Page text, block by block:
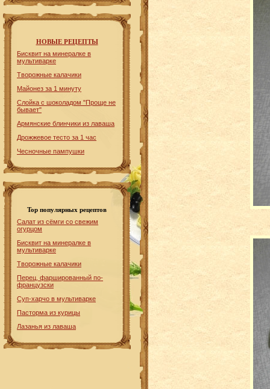
НОВЫЕ РЕЦЕПТЫ
Бисквит на минералке в
мультиварке
Творожные калачики
Майонез за 1 минуту
Слойка с шоколадом "Проще не
бывает"
Армянские блинчики из лаваша
Дрожжевое тесто за 1 час
Чесночные пампушки
Top популярных рецептов
Салат из сёмги со свежим
огурцом
Бисквит на минералке в
мультиварке
Творожные калачики
Перец, фаршированный по-
французски
Суп-харчо в мультиварке
Пасторма из курицы
Лазанья из лаваша